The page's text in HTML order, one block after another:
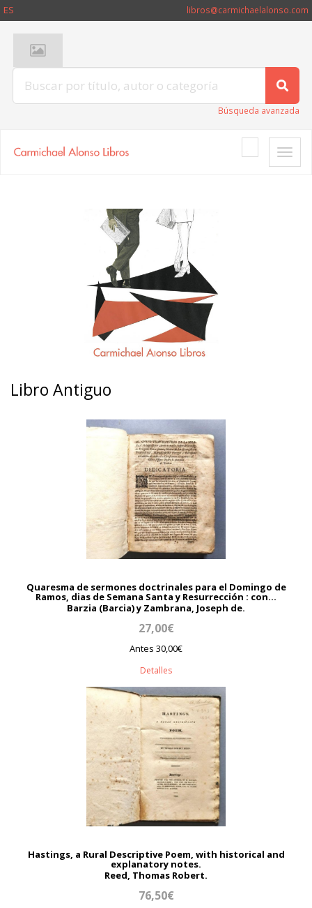
ES libros@carmichaelalonso.com
Búsqueda avanzada
Toggle
Libro Antiguo
Quaresma de sermones doctrinales para el Domingo de
Ramos, dias de Semana Santa y Resurrección : con...
Barzia (Barcia) y Zambrana, Joseph de.
27,00€
Antes 30,00€
Detalles
Hastings, a Rural Descriptive Poem, with historical and
explanatory notes.
Reed, Thomas Robert.
76,50€